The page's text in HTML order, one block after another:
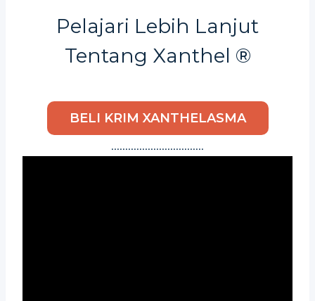
Pelajari Lebih Lanjut
Tentang Xanthel ®
BELI KRIM XANTHELASMA
……………………………